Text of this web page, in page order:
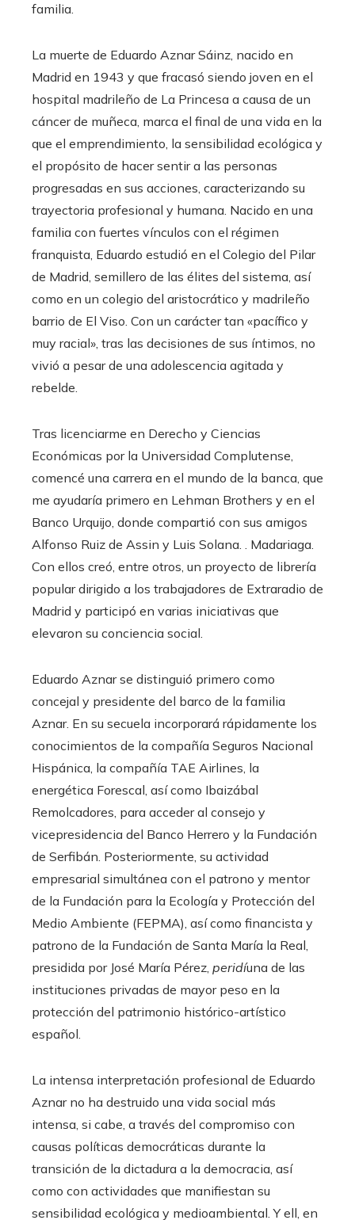
familia.
La muerte de Eduardo Aznar Sáinz, nacido en
Madrid en 1943 y que fracasó siendo joven en el
hospital madrileño de La Princesa a causa de un
cáncer de muñeca, marca el final de una vida en la
que el emprendimiento, la sensibilidad ecológica y
el propósito de hacer sentir a las personas
progresadas en sus acciones, caracterizando su
trayectoria profesional y humana. Nacido en una
familia con fuertes vínculos con el régimen
franquista, Eduardo estudió en el Colegio del Pilar
de Madrid, semillero de las élites del sistema, así
como en un colegio del aristocrático y madrileño
barrio de El Viso. Con un carácter tan «pacífico y
muy racial», tras las decisiones de sus íntimos, no
vivió a pesar de una adolescencia agitada y
rebelde.
Tras licenciarme en Derecho y Ciencias
Económicas por la Universidad Complutense,
comencé una carrera en el mundo de la banca, que
me ayudaría primero en Lehman Brothers y en el
Banco Urquijo, donde compartió con sus amigos
Alfonso Ruiz de Assin y Luis Solana. . Madariaga.
Con ellos creó, entre otros, un proyecto de librería
popular dirigido a los trabajadores de Extraradio de
Madrid y participó en varias iniciativas que
elevaron su conciencia social.
Eduardo Aznar se distinguió primero como
concejal y presidente del barco de la familia
Aznar. En su secuela incorporará rápidamente los
conocimientos de la compañía Seguros Nacional
Hispánica, la compañía TAE Airlines, la
energética Forescal, así como Ibaizábal
Remolcadores, para acceder al consejo y
vicepresidencia del Banco Herrero y la Fundación
de Serfibán. Posteriormente, su actividad
empresarial simultánea con el patrono y mentor
de la Fundación para la Ecología y Protección del
Medio Ambiente (FEPMA), así como financista y
patrono de la Fundación de Santa María la Real,
presidida por José María Pérez, peridíuna de las
instituciones privadas de mayor peso en la
protección del patrimonio histórico-artístico
español.
La intensa interpretación profesional de Eduardo
Aznar no ha destruido una vida social más
intensa, si cabe, a través del compromiso con
causas políticas democráticas durante la
transición de la dictadura a la democracia, así
como con actividades que manifiestan su
sensibilidad ecológica y medioambiental. Y ell, en